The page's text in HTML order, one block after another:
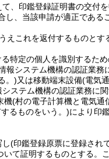
、印鑑登録証明書の交付を
、当該申請が適正である
えこれを返付するものとす
特定の個人を識別するた
報システム機構の認証業務
。)又は移動端末設備(電気
ステム機構の認証業務に
機(村の電子計算機と電気通
るものをいう。)により印
(印鑑登録原票に登録され
いて証明するものとする。